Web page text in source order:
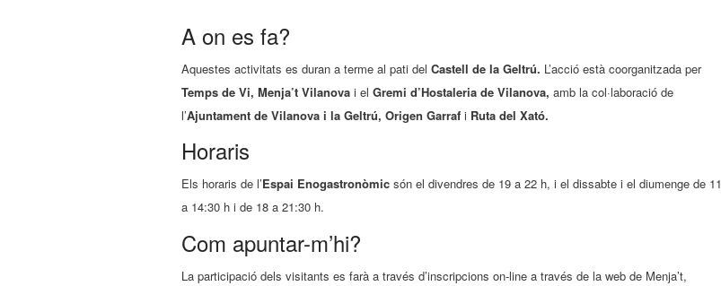
A on es fa?
Aquestes activitats es duran a terme al pati del Castell de la Geltrú. L’acció està coorganitzada per
Temps de Vi, Menja’t Vilanova i el Gremi d’Hostaleria de Vilanova, amb la col·laboració de
l’Ajuntament de Vilanova i la Geltrú, Origen Garraf i Ruta del Xató.
Horaris
Els horaris de l’Espai Enogastronòmic són el divendres de 19 a 22 h, i el dissabte i el diumenge de 11
a 14:30 h i de 18 a 21:30 h.
Com apuntar-m’hi?
La participació dels visitants es farà a través d’inscripcions on-line a través de la web de Menja’t,